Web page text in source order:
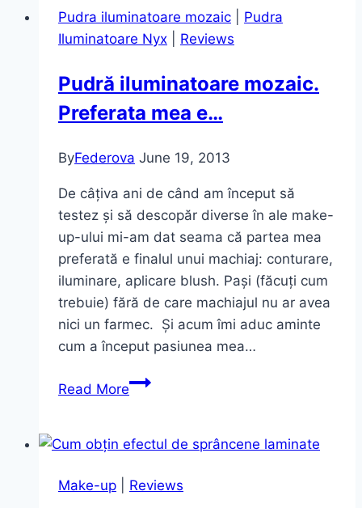
-
Yves
Pudra iluminatoare mozaic
Pudra
Iluminatoare Nyx
Reviews
Pudră iluminatoare mozaic.
Preferata mea e…
ByFederova June 19, 2013
De câțiva ani de când am început să
testez și să descopăr diverse în ale make-
up-ului mi-am dat seama că partea mea
preferată e finalul unui machiaj: conturare,
iluminare, aplicare blush. Pași (făcuți cum
trebuie) fără de care machiajul nu ar avea
nici un farmec. Și acum îmi aduc aminte
cum a început pasiunea mea…
Read MorePudră
Preferata
e…
Make-up Reviews